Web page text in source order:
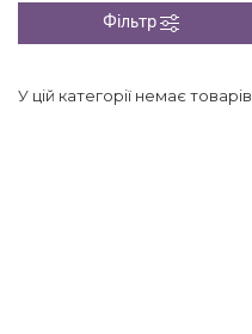
Фільтр
У цій категорії немає товарів.